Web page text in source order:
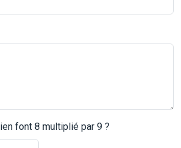
font 8 multiplié par 9 ?